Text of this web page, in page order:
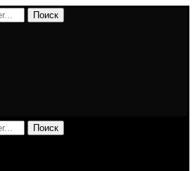
Поиск
Поиск